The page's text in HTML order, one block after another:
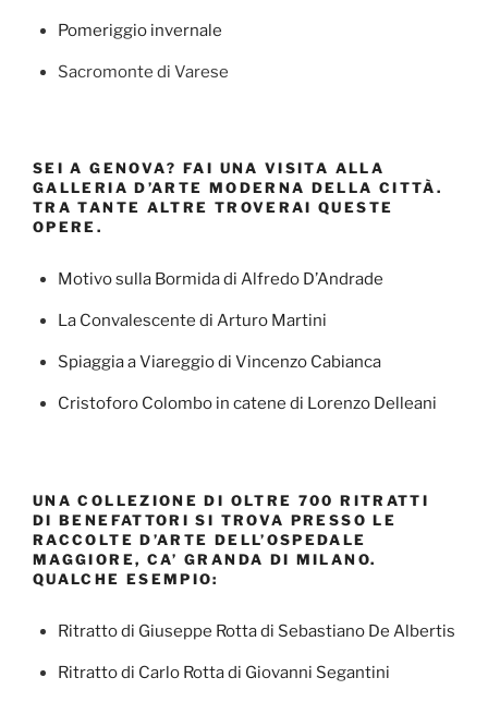
Pomeriggio invernale
Sacromonte di Varese
SEI A GENOVA? FAI UNA VISITA ALLA
GALLERIA D’ARTE MODERNA DELLA CITTÀ.
TRA TANTE ALTRE TROVERAI QUESTE
OPERE.
Motivo sulla Bormida di Alfredo D’Andrade
La Convalescente di Arturo Martini
Spiaggia a Viareggio di Vincenzo Cabianca
Cristoforo Colombo in catene di Lorenzo Delleani
UNA COLLEZIONE DI OLTRE 700 RITRATTI
DI BENEFATTORI SI TROVA PRESSO LE
RACCOLTE D’ARTE DELL’OSPEDALE
MAGGIORE, CA’ GRANDA DI MILANO.
QUALCHE ESEMPIO:
Ritratto di Giuseppe Rotta di Sebastiano De Albertis
Ritratto di Carlo Rotta di Giovanni Segantini